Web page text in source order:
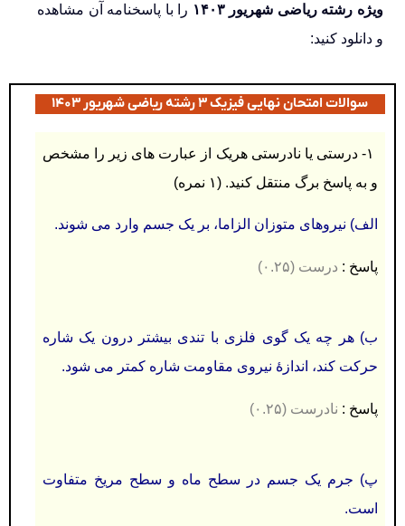
ویژه رشته ریاضی شهریور ۱۴۰۳
را با پاسخنامه آن مشاهده
و دانلود کنید:
سوالات امتحان نهایی فیزیک ۳ رشته ریاضی شهریور ۱۴۰۳
۱-
درستی يا نادرستی هريک از عبارت های زیر را مشخص
و به پاسخ برگ منتقل کنید. (۱ نمره)
الف) نیروهای متوزان الزاما، بر یک جسم وارد می شوند.
پاسخ : درست (۰.۲۵)
ب) هر چه یک گوی فلزی با تندی بیشتر درون یک شاره
حرکت کند، اندازۀ نیروی مقاومت شاره کمتر می شود.
پاسخ : نادرست (۰.۲۵)
پ) جرم یک جسم در سطح ماه و سطح مریخ متفاوت
است.